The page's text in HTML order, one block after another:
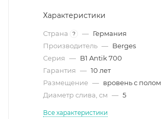
Характеристики
Страна ? — Германия
Производитель — Berges
Серия — B1 Antik 700
Гарантия — 10 лет
Размещение — вровень с полом
Диаметр слива, см — 5
Все характеристики